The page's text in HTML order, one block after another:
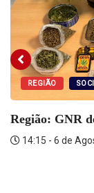
REGIÃO
Região: GNR
14:15 - 6 de